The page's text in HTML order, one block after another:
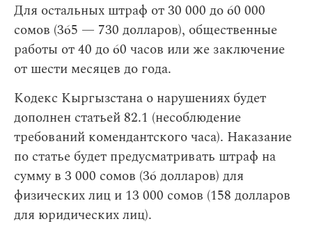
Для остальных штраф от 30 000 до 60 000
сомов (365 — 730 долларов), общественные
работы от 40 до 60 часов или же заключение
от шести месяцев до года.
Кодекс Кыргызстана о нарушениях будет
дополнен статьей 82.1 (несоблюдение
требований комендантского часа). Наказание
по статье будет предусматривать штраф на
сумму в 3 000 сомов (36 долларов) для
физических лиц и 13 000 сомов (158 долларов
для юридических лиц).